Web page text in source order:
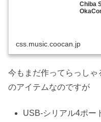
Chiba
css.music.coocan.jp
今もまだ作ってらっし
のアイテムなのですが
USB-シリアル4ポー